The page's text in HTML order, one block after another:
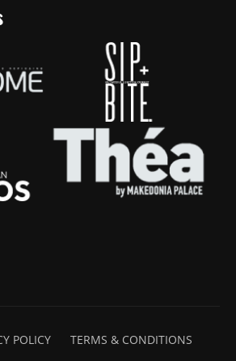
POLICY
TERMS & CONDITIONS